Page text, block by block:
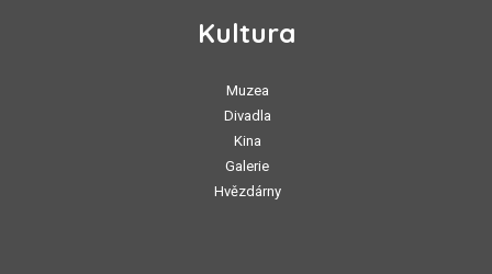
Kultura
Muzea
Divadla
Kina
Galerie
Hvězdárny